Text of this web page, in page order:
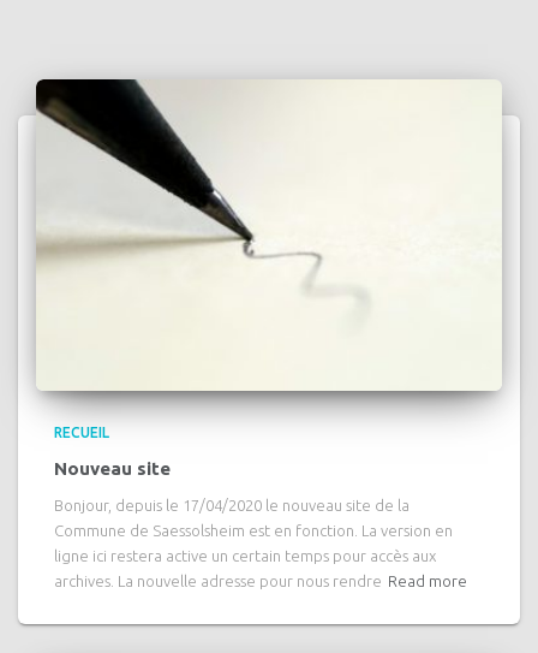
RECUEIL
Nouveau site
Bonjour, depuis le 17/04/2020 le nouveau site de la
Commune de Saessolsheim est en fonction. La version en
ligne ici restera active un certain temps pour accès aux
archives. La nouvelle adresse pour nous rendre Read more